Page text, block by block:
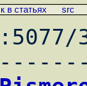
в статьях src